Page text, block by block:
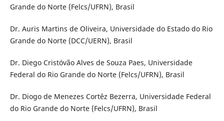
Grande do Norte (Felcs/UFRN), Brasil
Dr. Auris Martins de Oliveira, Universidade do Estado do Rio
Grande do Norte (DCC/UERN), Brasil
Dr. Diego Cristóvão Alves de Souza Paes, Universidade
Federal do Rio Grande do Norte (Felcs/UFRN), Brasil
Dr. Diogo de Menezes Cortêz Bezerra, Universidade Federal
do Rio Grande do Norte (Felcs/UFRN), Brasil